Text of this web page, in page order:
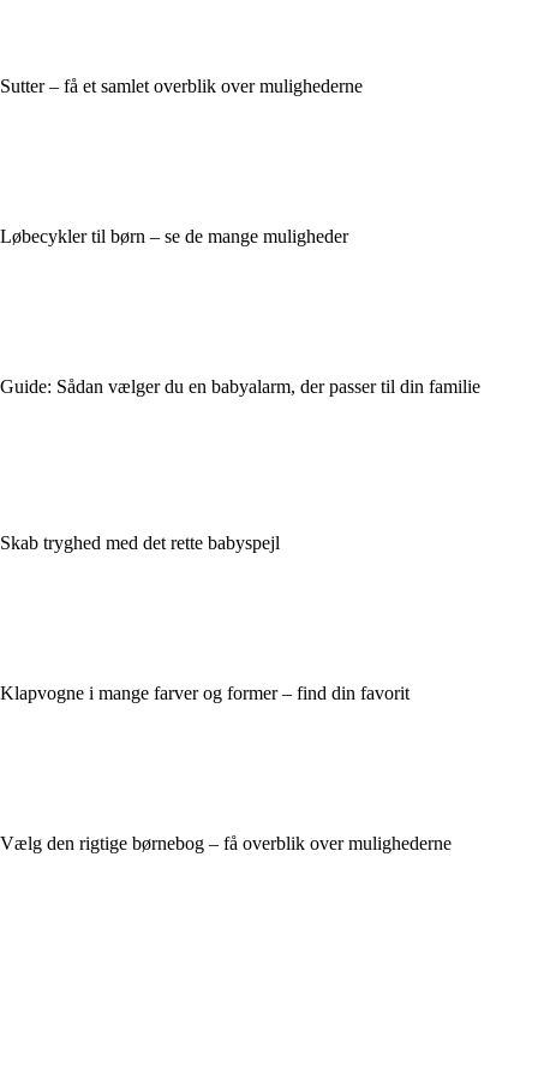
Sutter – få et samlet overblik over mulighederne
Løbecykler til børn – se de mange muligheder
Guide: Sådan vælger du en babyalarm, der passer til din familie
Skab tryghed med det rette babyspejl
Klapvogne i mange farver og former – find din favorit
Vælg den rigtige børnebog – få overblik over mulighederne